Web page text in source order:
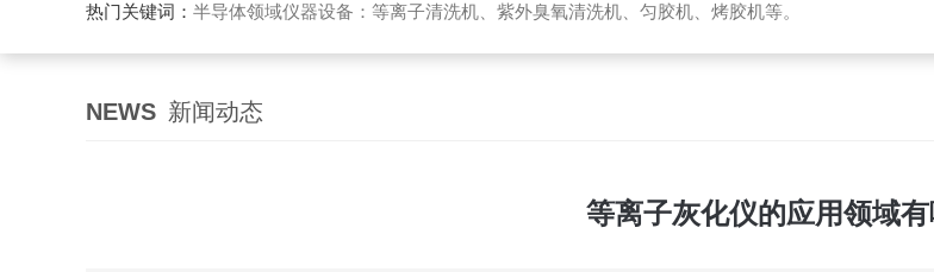
热门关键词： 半导体领域仪器设备：等离子清洗机、紫外臭氧清洗机、匀胶机、烤胶机等。
NEWS 新闻动态
等离子灰化仪的应用领域有